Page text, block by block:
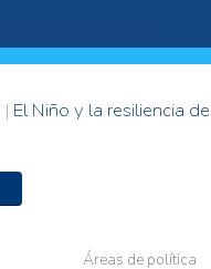
| El Niño y la resiliencia
Áreas de política